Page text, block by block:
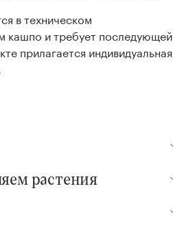
в техническом
кашпо и требует последующей
прилагается индивидуальная
растения